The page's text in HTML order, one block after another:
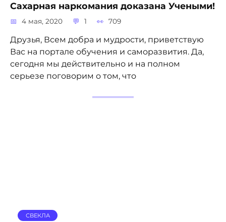
Сахарная наркомания доказана Учеными!
4 мая, 2020 1 709
Друзья, Всем добра и мудрости, приветствую
Вас на портале обучения и саморазвития. Да,
сегодня мы действительно и на полном
серьезе поговорим о том, что
СВЕКЛА